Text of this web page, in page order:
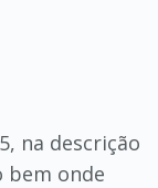
na descrição
bem onde